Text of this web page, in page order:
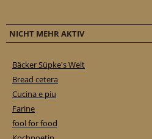
NICHT MEHR AKTIV
Bäcker Süpke's Welt
Bread cetera
Cucina e piu
Farine
fool for food